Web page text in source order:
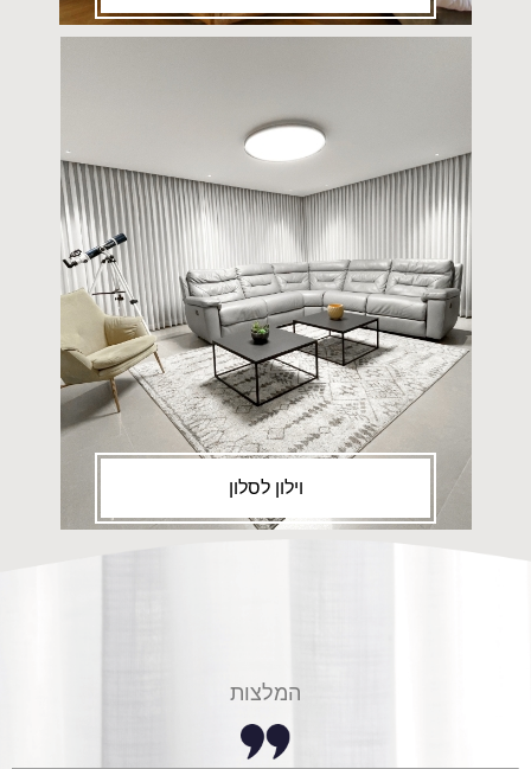
וילון לסלון
המלצות